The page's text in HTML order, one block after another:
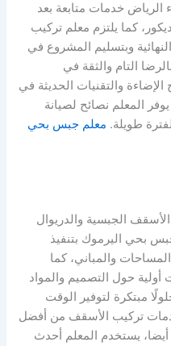
الرياض خدمات متابعة بعد
كما يلتزم معلم تركيب
وبتسليم المشروع في
التام والثقة في
والتقنيات الحديثة في
المعلم نصائح لصيانة
طويلة. معلم جبس بحي
الجبسية والدريوال
بحي اليرموك بتنفيذ
والمباني، كما
حول التصميم والمواد
مبتكرة لتوفير الوقت
خدمات تركيب الأسقف من أفضل
يستخدم المعلم أحدث